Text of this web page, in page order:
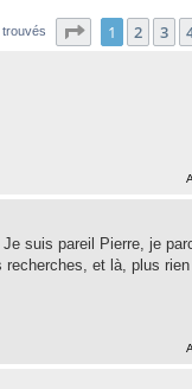
Page sur223
1 2 3
suis pareil Pierre, je
et là, plus